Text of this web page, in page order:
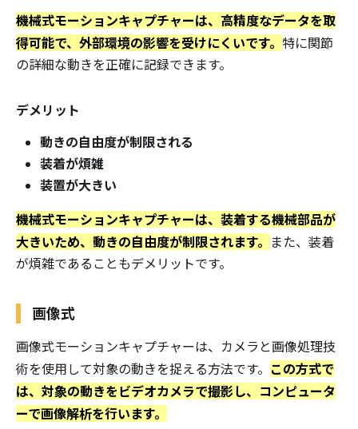
機械式モーションキャプチャーは、高精度なデータを取
得可能で、外部環境の影響を受けにくいです。 特に関節
の詳細な動きを正確に記録できます。
デメリット
動きの自由度が制限される
装着が煩雑
装置が大きい
機械式モーションキャプチャーは、装着する機械部品が
大きいため、動きの自由度が制限されます。
また、装着
が煩雑であることもデメリットです。
画像式
画像式モーションキャプチャーは、カメラと画像処理技
術を使用して対象の動きを捉える方法です。 この方式で
は、対象の動きをビデオカメラで撮影し、コンピュータ
ーで画像解析を行います。